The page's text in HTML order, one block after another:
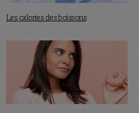
Les calories des boissons